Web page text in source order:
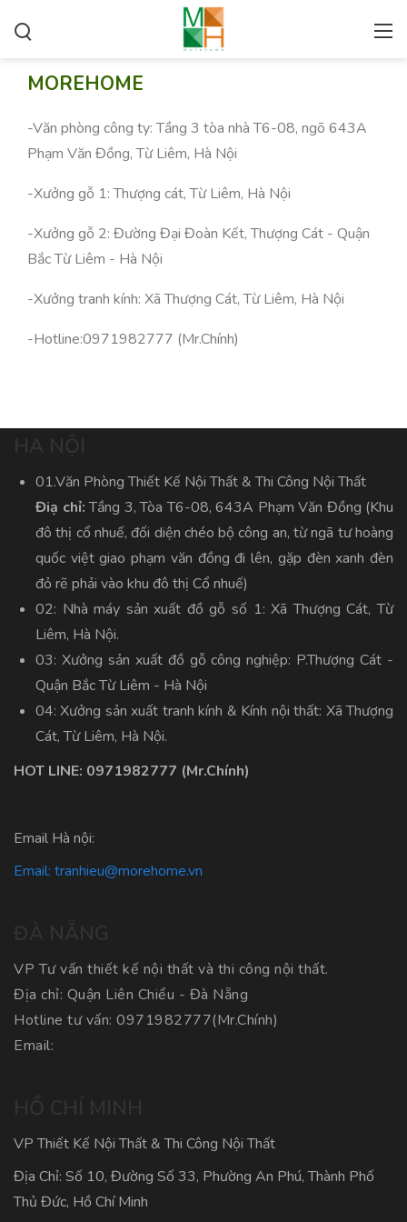
MOREHOME
-Văn phòng công ty: Tầng 3 tòa nhà T6-08, ngõ 643A
Phạm Văn Đồng, Từ Liêm, Hà Nội
-Xưởng gỗ 1: Thượng cát, Từ Liêm, Hà Nội
-Xưởng gỗ 2: Đường Đại Đoàn Kết, Thượng Cát - Quận
Bắc Từ Liêm - Hà Nội
-Xưởng tranh kính: Xã Thượng Cát, Từ Liêm, Hà Nội
-Hotline:0971982777 (Mr.Chính)
01.Văn Phòng Thiết Kế Nội Thất & Thi Công Nội Thất
Điạ chỉ:Tầng 3, Tòa T6-08, 643A Phạm Văn Đồng (Khu
đô thị cổ nhuế, đối diện chéo bộ công an, từ ngã tư hoàng
quốc việt giao phạm văn đồng đi lên, gặp đèn xanh đèn
đỏ rẽ phải vào khu đô thị Cổ nhuế)
02: Nhà máy sản xuất đồ gỗ số 1: Xã Thượng Cát, Từ
Liêm, Hà Nội.
03: Xưởng sản xuất đồ gỗ công nghiệp: P.Thượng Cát -
Quận Bắc Từ Liêm - Hà Nội
04: Xưởng sản xuất tranh kính & Kính nội thất: Xã Thượng
Cát, Từ Liêm, Hà Nội.
HOT LINE: 0971982777 (Mr.Chính)
Email Hà nội:
Email: tranhieu@morehome.vn
VP Tư vấn thiết kế nội thất và thi công nội thất.
Địa chỉ: Quận Liên Chiểu - Đà Nẵng
Hotline tư vấn: 0971982777(Mr.Chính)
Email:
VP Thiết Kế Nội Thất & Thi Công Nội Thất
Địa Chỉ: Số 10, Đường Số 33, Phường An Phú, Thành Phố
Thủ Đức, Hồ Chí Minh